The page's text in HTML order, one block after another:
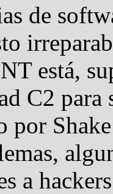
de
está,
C2 para
por
a